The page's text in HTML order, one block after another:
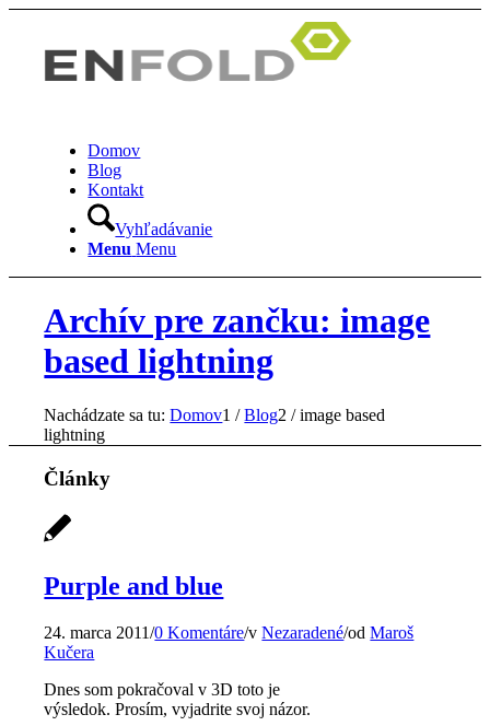
Domov
Blog
Kontakt
Vyhľadávanie
Menu Menu
Archív pre zančku: image
based lightning
Nachádzate sa tu: Domov1 / Blog2 / image based
lightning
Články
Purple and blue
24. marca 2011/0 Komentáre/vNezaradené/odMaroš
Kučera
Dnes som pokračoval v 3D toto je
výsledok. Prosím, vyjadrite svoj názor.